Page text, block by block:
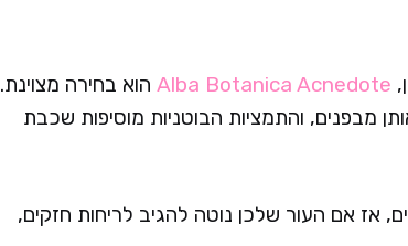
Alba Botanica Acnedote הוא בחירה מצוינת.
מבפנים, והתמציות הבוטניות מוסיפות שכבת
אז אם העור שלכן נוטה להגיב לריחות חזקים,